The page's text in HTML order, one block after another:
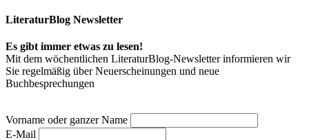
LiteraturBlog Newsletter
Es gibt immer etwas zu lesen!
Mit dem wöchentlichen LiteraturBlog-Newsletter informieren wir
Sie regelmäßig über Neuerscheinungen und neue
Buchbesprechungen
Vorname oder ganzer Name
E-Mail